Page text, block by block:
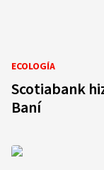
ECOLOGÍA
Scotiabank
Baní